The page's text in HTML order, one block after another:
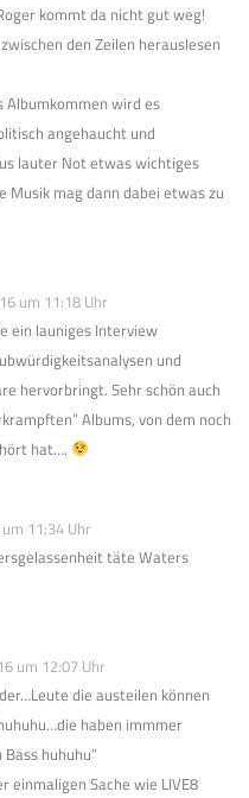
kommt da nicht gut weg!
den Zeilen herauslesen
Albumkommen wird es
angehaucht und
lauter Not etwas wichtiges
Musik mag dann dabei etwas zu
um 11:18 Uhr
ein launiges Interview
und
hervorbringt. Sehr schön auch
Albums, von dem noch
hat….
11:34 Uhr
täte Waters
um 12:07 Uhr
die austeilen können
haben immmer
huhuhu”
einmaligen Sache wie LIVE8